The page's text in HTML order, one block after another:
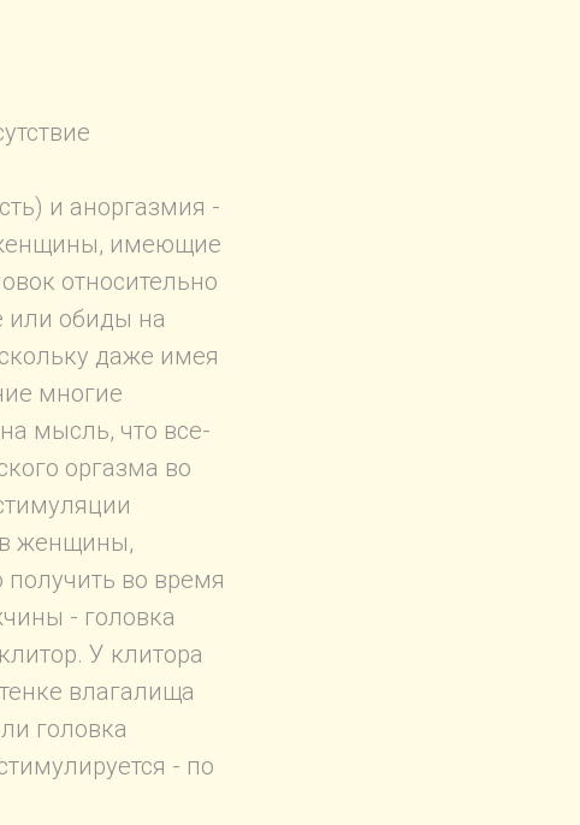
и аноргазмия -
имеющие
относительно
или обиды на
даже имея
многие
мысль, что все-
оргазма во
женщины,
во время
- головка
У клитора
влагалища
головка
- по